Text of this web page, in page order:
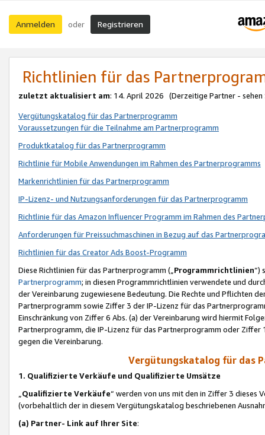
Anmelden oder Registrieren
Richtlinien für das
zuletzt aktualisiert am: 14. April 2026 (Derzeitige Partner - sehen
Vergütungskatalog für das Partnerprogramm
Voraussetzungen für die Teilnahme am Partnerprogramm
Produktkatalog für das Partnerprogramm
Richtlinie für Mobile Anwendungen im Rahmen des Partnerprogramms
Markenrichtlinien für das Partnerprogramm
IP-Lizenz- und Nutzungsanforderungen für das Partnerprogramm
Richtlinie für das Amazon Influencer Programm im Rahmen des
Anforderungen für Preissuchmaschinen in Bezug auf das
Richtlinien für das Creator Ads Boost-Programm
Diese Richtlinien für das Partnerprogramm („Programmrichtlinien“)
Partnerprogramm; in diesen Programmrichtlinien verwendete und
der Vereinbarung zugewiesene Bedeutung. Die Rechte und Pflichten
Partnerprogramm sowie Ziffer 3 der IP-Lizenz für das
Einschränkung von Ziffer 6 Abs. (a) der Vereinbarung wird hiermit
Partnerprogramm, die IP-Lizenz für das Partnerprogramm oder
gegen die Vereinbarung.
Vergütungskatalog für das
1. Qualifizierte Verkäufe und Qualifizierte Umsätze
Qualifizierte Verkäufe“ werden von uns mit den in Ziffer 3
(vorbehaltlich der in diesem Vergütungskatalog beschriebenen
(a) Partner- Link auf Ihrer Site: